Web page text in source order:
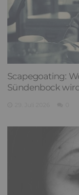
Scapegoating:
Sündenbock